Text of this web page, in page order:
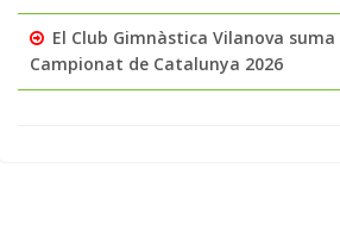
El Club Gimnàstica Vilanova
Campionat de Catalunya 2026